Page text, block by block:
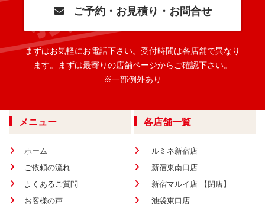
ご予約・お見積り・お問合せ
まずはお気軽にお電話下さい。 受付時間は各店舗で異なり
ます。
まずは最寄りの店舗ページからご確認下さい。
※一部例外あり
メニュー
ホーム
ご依頼の流れ
よくあるご質問
お客様の声
各店舗一覧
ルミネ新宿店
新宿東南口店
新宿マルイ店 【閉店】
池袋東口店